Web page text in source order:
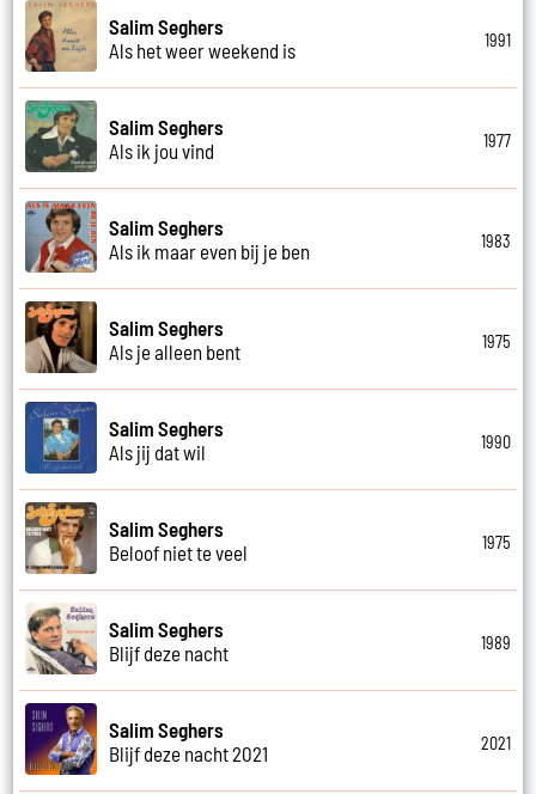
Salim Seghers
Als het weer weekend is
1991
Salim Seghers
Als ik jou vind
1977
Salim Seghers
Als ik maar even bij je ben
1983
Salim Seghers
Als je alleen bent
1975
Salim Seghers
Als jij dat wil
1990
Salim Seghers
Beloof niet te veel
1975
Salim Seghers
Blijf deze nacht
1989
Salim Seghers
Blijf deze nacht 2021
2021